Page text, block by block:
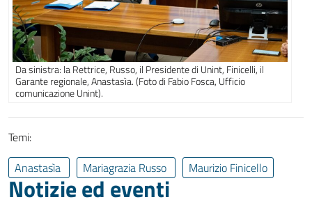
Da sinistra: la Rettrice, Russo, il Presidente di Unint, Finicelli, il
Garante regionale, Anastasìa. (Foto di Fabio Fosca, Ufficio
comunicazione Unint).
Temi:
Anastasìa
Mariagrazia Russo Maurizio Finicello
Notizie ed eventi